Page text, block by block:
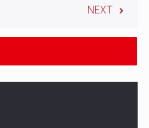
NEXT